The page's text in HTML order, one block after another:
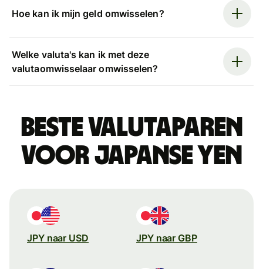
Hoe kan ik mijn geld omwisselen?
Welke valuta's kan ik met deze
valutaomwisselaar omwisselen?
Beste valutaparen
voor Japanse yen
JPY naar USD JPY naar GBP